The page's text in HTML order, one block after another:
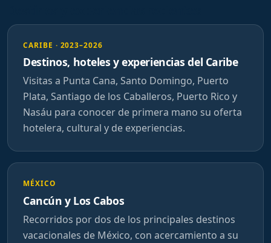
CARIBE · 2023–2026
Destinos, hoteles y experiencias del Caribe
Visitas a Punta Cana, Santo Domingo, Puerto
Plata, Santiago de los Caballeros, Puerto Rico y
Nasáu para conocer de primera mano su oferta
hotelera, cultural y de experiencias.
MÉXICO
Cancún y Los Cabos
Recorridos por dos de los principales destinos
vacacionales de México, con acercamiento a su